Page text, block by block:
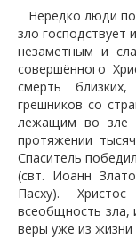
Нередко люди
зло господствует
незаметным и
совершённого
смерть
грешников со
лежащим во зле
протяжении
Спаситель
(свт. Иоанн
Пасху).
всеобщность зла,
веры уже из